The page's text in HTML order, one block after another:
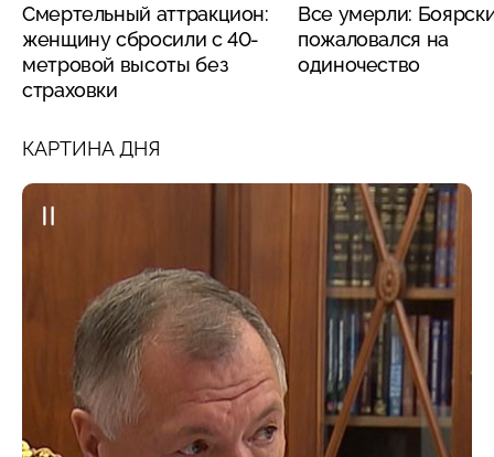
Смертельный аттракцион:
женщину сбросили с 40-
метровой высоты без
страховки
Все умерли:
пожаловался на
одиночество
КАРТИНА ДНЯ